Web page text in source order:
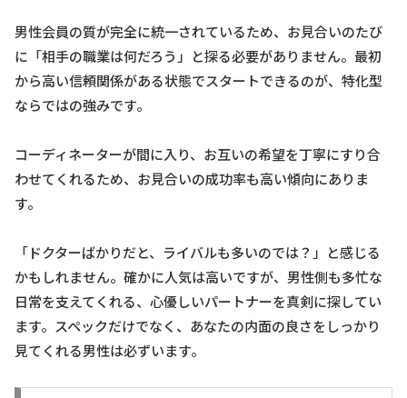
男性会員の質が完全に統一されているため、お見合いのたび
に「相手の職業は何だろう」と探る必要がありません。最初
から高い信頼関係がある状態でスタートできるのが、特化型
ならではの強みです。
コーディネーターが間に入り、お互いの希望を丁寧にすり合
わせてくれるため、お見合いの成功率も高い傾向にありま
す。
「ドクターばかりだと、ライバルも多いのでは？」と感じる
かもしれません。確かに人気は高いですが、男性側も多忙な
日常を支えてくれる、心優しいパートナーを真剣に探してい
ます。スペックだけでなく、あなたの内面の良さをしっかり
見てくれる男性は必ずいます。